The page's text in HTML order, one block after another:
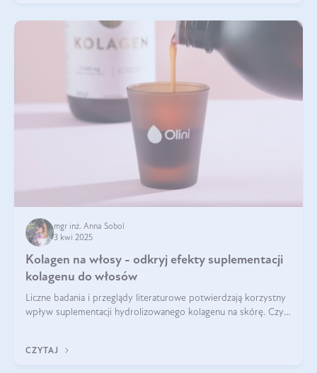
mgr inż. Anna Sobol
3 kwi 2025
Kolagen na włosy - odkryj efekty suplementacji
kolagenu do włosów
Liczne badania i przeglądy literaturowe potwierdzają korzystny
wpływ suplementacji hydrolizowanego kolagenu na skórę. Czy
CZYTAJ